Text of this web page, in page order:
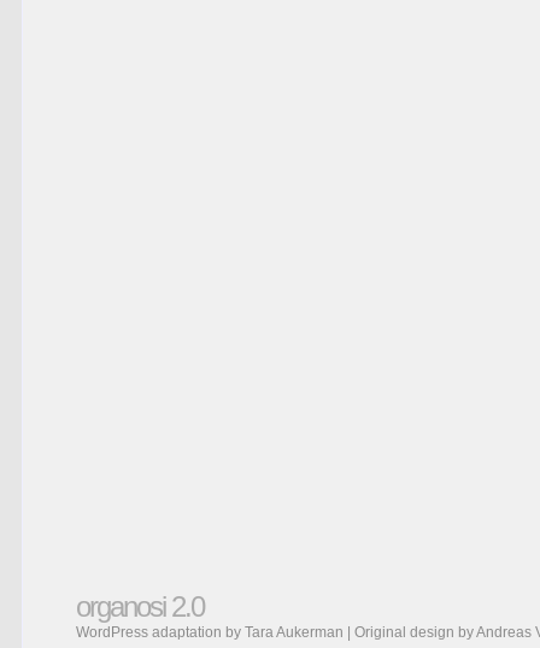
organosi 2.0
WordPress adaptation by Tara Aukerman | Original design byAndreas